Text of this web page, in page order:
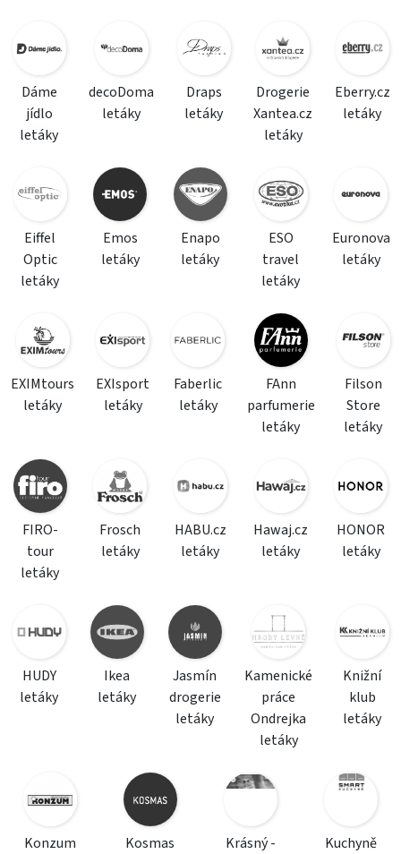
Dáme
jídlo
letáky
decoDoma
letáky
Draps
letáky
Drogerie
Xantea.cz
letáky
Eberry.cz
letáky
Eiffel
Optic
letáky
Emos
letáky
Enapo
letáky
ESO
travel
letáky
Euronova
letáky
EXIMtours
letáky
EXIsport
letáky
Faberlic
letáky
FAnn
parfumerie
letáky
Filson
Store
letáky
FIRO-
tour
letáky
Frosch
letáky
HABU.cz
letáky
Hawaj.cz
letáky
HONOR
letáky
HUDY
letáky
Ikea
letáky
Jasmín
drogerie
letáky
Kamenické
práce
Ondrejka
letáky
Knižní
klub
letáky
Konzum
Kosmas
Krásný -
Kuchyně